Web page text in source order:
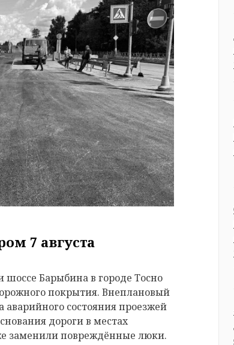
7 августа
Барыбина в городе Тосно
покрытия. Внеплановый
аварийного состояния проезжей
дороги в местах
заменили повреждённые люки.